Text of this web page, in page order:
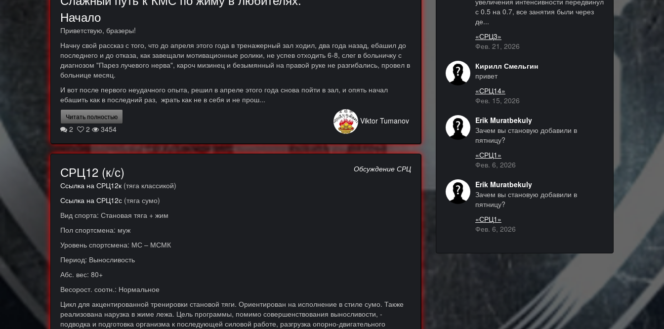
Начало
Приветствую, бразеры!
Начну свой рассказ с того, что до апреля этого года в тренажерный зал ходил, два года назад, ебашил до
последнего и до отказа, как завещали мотивационные ролики, не успев отходить 6-8, слег в больничку с
диагнозом "Парез лучевого нерва", кароч мизинец и безымянный на правой руке не разгибались, провел в
больнице месяц.
И вот после первого неудачного опыта, решил в апреле этого года снова пойти в зал, и опять начал
ебашить как в последний раз, жрать как не в себя и не прош...
Читать полностью
2 2 3454
Viktor Tumanov
Обсуждение СРЦ
СРЦ12 (к/с)
Ссылка на СРЦ12к (тяга классикой)
Ссылка на СРЦ12с (тяга сумо)
Вид спорта: Становая тяга + жим
Пол спортсмена: муж
Уровень спортсмена: МС – МСМК
Период: Выносливость
Абс. вес: 80+
Весорост. соотн.: Нормальное
Цикл для акцентированной тренировки становой тяги. Ориентирован на исполнение в стиле сумо. Также
реализована нарузка в жиме лежа. Цель программы, помимо совершенствования выносливости, -
подводка и подготовка организма к последующей силовой работе, разгрузка опорно-двигательного
с 0.5 на 0.7, все занятия были через
де...
«СРЦ3»
Фев. 21, 2026
Кирилл Смельгин
привет
«СРЦ14»
Фев. 15, 2026
Erik Muratbekuly
Зачем вы становую добавили в
пятницу?
«СРЦ1»
Фев. 6, 2026
Erik Muratbekuly
Зачем вы становую добавили в
пятницу?
«СРЦ1»
Фев. 6, 2026